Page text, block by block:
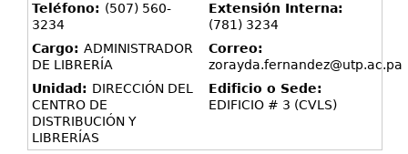
Teléfono: (507) 560-
3234
Extensión Interna:
(781) 3234
Cargo: ADMINISTRADOR
DE LIBRERÍA
Correo:
zorayda.fernandez@utp.ac.pa
Unidad: DIRECCIÓN DEL
CENTRO DE
DISTRIBUCIÓN Y
LIBRERÍAS
Edificio o Sede:
EDIFICIO # 3 (CVLS)